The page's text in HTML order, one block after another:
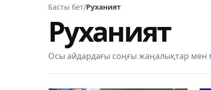
Басты бет/Руханият
Руханият
Осы айдардағы соңғы жаңалықтар мен